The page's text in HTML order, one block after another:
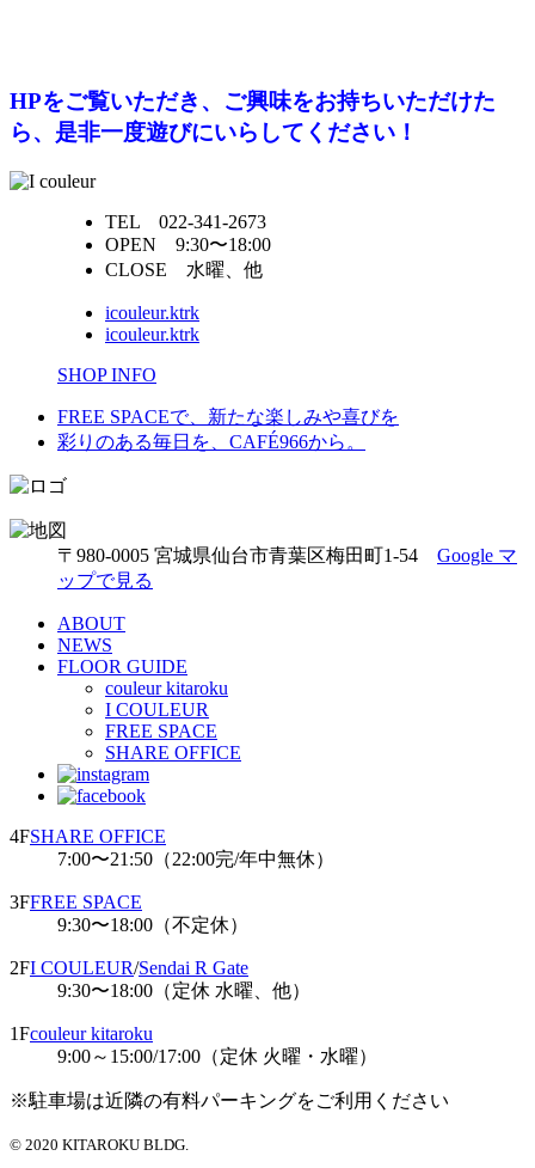
HPをご覧いただき、ご興味をお持ちいただけた
ら、是非一度遊びにいらしてください！
TEL 022-341-2673
OPEN 9:30〜18:00
CLOSE 水曜、他
icouleur.ktrk
icouleur.ktrk
SHOP INFO
FREE SPACEで、新たな楽しみや喜びを
彩りのある毎日を、CAFÉ966から。
〒980-0005 宮城県仙台市青葉区梅田町1-54 Google マ
ップで見る
ABOUT
NEWS
FLOOR GUIDE
couleur kitaroku
I COULEUR
FREE SPACE
SHARE OFFICE
4FSHARE OFFICE
7:00〜21:50（22:00完/年中無休）
3FFREE SPACE
9:30〜18:00（不定休）
2FI COULEUR/Sendai R Gate
9:30〜18:00（定休 水曜、他）
1Fcouleur kitaroku
9:00～15:00/17:00（定休 火曜・水曜）
※駐車場は近隣の有料パーキングをご利用ください
© 2020 KITAROKU BLDG.